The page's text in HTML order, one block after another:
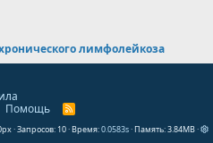
лимфолейкоза
Помощь
R
S
Запросов 10 Время 0.0583s Память 3.84MB